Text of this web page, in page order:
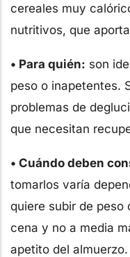
cereales muy
nutritivos, que
• Para quién: son
peso o inapetentes.
problemas de
que necesitan
• Cuándo deben
tomarlos varía
quiere subir de peso
cena y no a media
apetito del